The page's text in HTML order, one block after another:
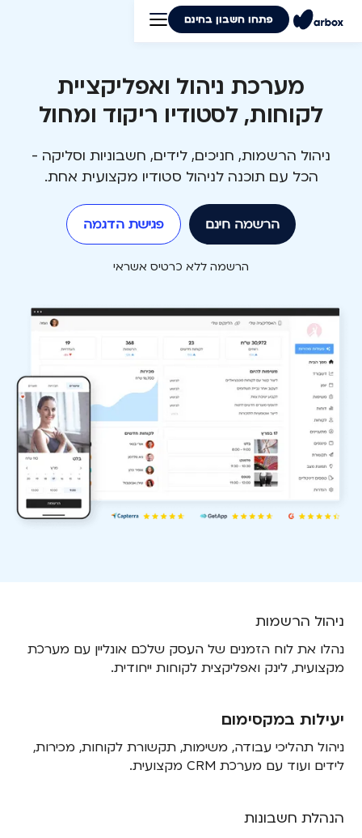
פתחו חשבון בחינם
מערכת ניהול ואפליקציית
לקוחות, לסטודיו ריקוד ומחול
ניהול הרשמות, חניכים, לידים, חשבוניות וסליקה -
הכל עם תוכנה לניהול סטודיו מקצועית אחת.
הרשמה חינם פגישת הדגמה
הרשמה ללא כרטיס אשראי
ניהול הרשמות
נהלו את לוח הזמנים של העסק שלכם אונליין עם מערכת
מקצועית, לינק ואפליקצית לקוחות ייחודית.
יעילות במקסימום
ניהול תהליכי עבודה, משימות, תקשורת לקוחות, מכירות,
לידים ועוד עם מערכת CRM מקצועית.
הנהלת חשבונות